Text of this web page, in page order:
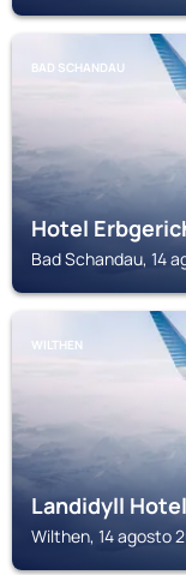
BAD SCHANDAU
Hotel
Bad Schandau, 14
WILTHEN
Landidyll
Wilthen, 14 agosto